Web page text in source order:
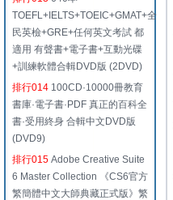
TOEFL+IELTS+TOEIC+GMAT+全
民英檢+GRE+任何英文考試 都
適用 有聲書+電子書+互動光碟
+訓練軟體合輯DVD版 (2DVD)
排行014 100CD·10000冊教育
書庫·電子書·PDF 真正的百科全
書·受用終身 合輯中文DVD版
(DVD9)
排行015 Adobe Creative Suite
6 Master Collection 《CS6官方
繁簡體中文大師典藏正式版》繁